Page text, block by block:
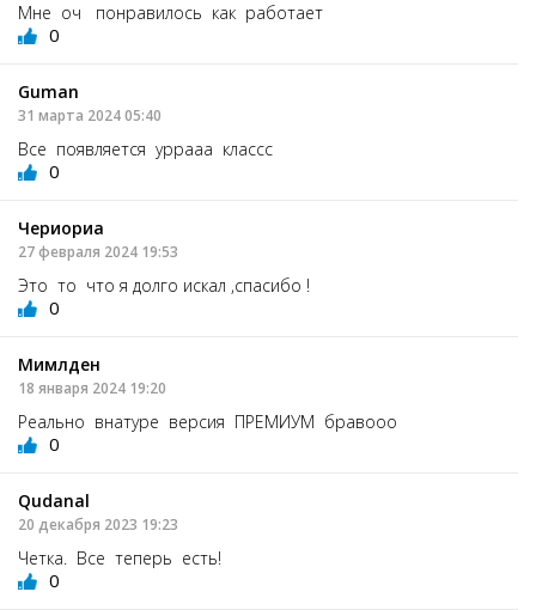
Мне оч понравилось как работает
0
Guman
31 марта 2024 05:40
Все появляется уррааа классс
0
Чериориа
27 февраля 2024 19:53
Это то что я долго искал ,спасибо !
0
Мимлден
18 января 2024 19:20
Реально внатуре версия ПРЕМИУМ бравооо
0
Qudanal
20 декабря 2023 19:23
Четка. Все теперь есть!
0